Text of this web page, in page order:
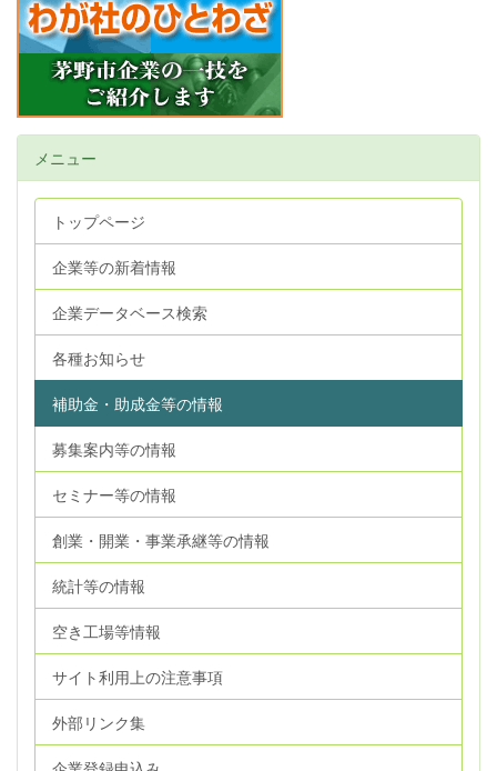
メニュー
トップページ
企業等の新着情報
企業データベース検索
各種お知らせ
補助金・助成金等の情報
募集案内等の情報
セミナー等の情報
創業・開業・事業承継等の情報
統計等の情報
空き工場等情報
サイト利用上の注意事項
外部リンク集